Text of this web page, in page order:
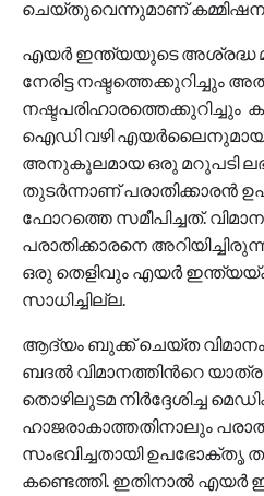
ചെയ്തുവെന്നുമാണ് കമ്മിഷനു
എയർ ഇന്ത്യയുടെ അശ്രദ്ധ
നേരിട്ട നഷ്ടത്തെക്കുറിച്ചും
നഷ്ടപരിഹാരത്തെക്കുറിച്ചും
ഐഡി വഴി എയർലൈനുമായി
അനുകൂലമായ ഒരു മറുപടി
തുടർന്നാണ് പരാതിക്കാരൻ
ഫോറത്തെ സമീപിച്ചത്. വിമാനം
പരാതിക്കാരനെ
ഒരു തെളിവും എയർ
സാധിച്ചില്ല.
ആദ്യം ബുക്ക് ചെയ്ത വിമാനം
ബദൽ വിമാനത്തിന്‍റെ
തൊഴിലുടമ നിർദ്ദേശിച്ച
ഹാജരാകാത്തതിനാലും
സംഭവിച്ചതായി ഉപഭോക്തൃ
കണ്ടെത്തി. ഇതിനാൽ എയർ